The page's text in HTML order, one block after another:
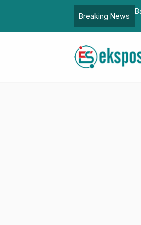
Breaking News